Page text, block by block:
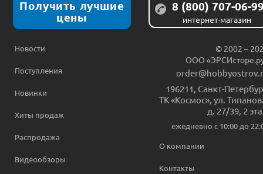
Получить лучшие
цены
8 (800) 707-06-
интернет-магазин
Новости
Поступления
Новинки
Хиты продаж
Распродажа
Видеообзоры
© 2002 –
ООО
196211 Санкт-
ТК «Космос», ул.
д. 27/39, 2
ежедневно c 10:00 до
О компании
Контакты